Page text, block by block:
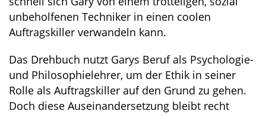
unbeholfenen Techniker in einen coolen
Auftragskiller verwandeln kann.
Das Drehbuch nutzt Garys Beruf als Psychologie-
und Philosophielehrer, um der Ethik in seiner
Rolle als Auftragskiller auf den Grund zu gehen.
Doch diese Auseinandersetzung bleibt recht